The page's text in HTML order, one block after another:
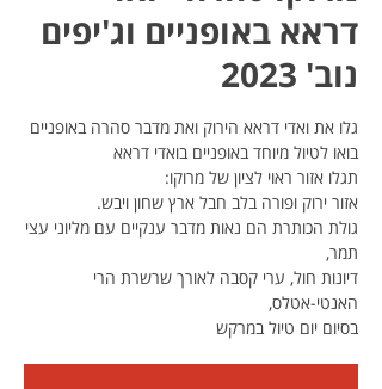
דראא באופניים וג'יפים
נוב' 2023
גולת הכותרת הם נאות מדבר ענקיים עם מליוני עצי
דיונות חול, ערי קסבה לאורך שרשרת הרי
בסיום יום טיול במרקש